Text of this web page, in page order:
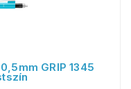
GRIP 1345